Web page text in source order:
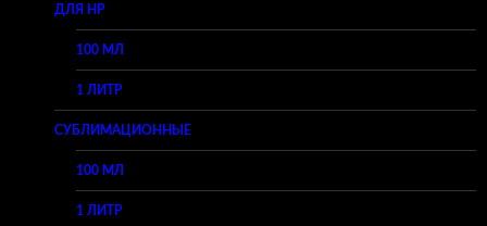
ДЛЯ HP
100 МЛ
1 ЛИТР
СУБЛИМАЦИОННЫЕ
100 МЛ
1 ЛИТР